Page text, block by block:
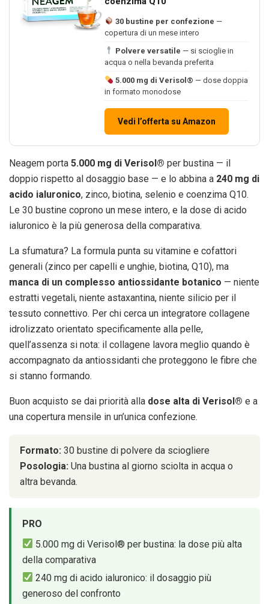
30 bustine per confezione —
copertura di un mese intero
Polvere versatile — si scioglie in
acqua o nella bevanda preferita
5.000 mg di Verisol® — dose doppia
in formato monodose
Vedi l’offerta su Amazon
Neagem porta 5.000 mg di Verisol® per bustina — il
doppio rispetto al dosaggio base — e lo abbina a 240 mg di
acido ialuronico, zinco, biotina, selenio e coenzima Q10.
Le 30 bustine coprono un mese intero, e la dose di acido
ialuronico è la più generosa della comparativa.
La sfumatura? La formula punta su vitamine e cofattori
generali (zinco per capelli e unghie, biotina, Q10), ma
manca di un complesso antiossidante botanico — niente
estratti vegetali, niente astaxantina, niente silicio per il
tessuto connettivo. Per chi cerca un integratore collagene
idrolizzato orientato specificamente alla pelle,
quell’assenza si nota: il collagene lavora meglio quando è
accompagnato da antiossidanti che proteggono le fibre che
si stanno formando.
Buon acquisto se dai priorità alla dose alta di Verisol® e a
una copertura mensile in un’unica confezione.
Formato: 30 bustine di polvere da sciogliere
Posologia: Una bustina al giorno sciolta in acqua o
altra bevanda.
PRO
5.000 mg di Verisol® per bustina: la dose più alta
della comparativa
240 mg di acido ialuronico: il dosaggio più
generoso del confronto